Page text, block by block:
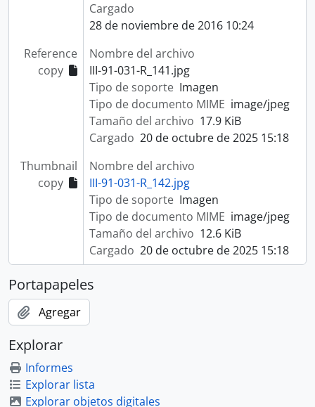
Cargado
28 de noviembre de 2016 10:24
Reference
copy
Nombre del archivo
III-91-031-R_141.jpg
Tipo de soporte Imagen
Tipo de documento MIME image/jpeg
Tamaño del archivo 17.9 KiB
Cargado 20 de octubre de 2025 15:18
Thumbnail
copy
Nombre del archivo
III-91-031-R_142.jpg
Tipo de soporte Imagen
Tipo de documento MIME image/jpeg
Tamaño del archivo 12.6 KiB
Cargado 20 de octubre de 2025 15:18
Portapapeles
Agregar
Explorar
Informes
Explorar lista
Explorar objetos digitales